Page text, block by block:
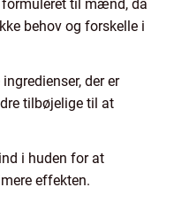
formuleret til mænd, da
behov og forskelle i
der er
tilbøjelige til at
i huden for at
effekten.